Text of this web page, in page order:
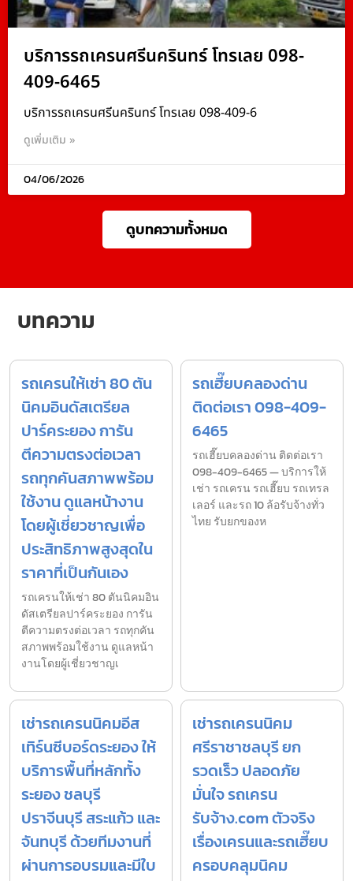
บริการรถเครนศรีนครินทร์ โทรเลย 098-
409-6465
บริการรถเครนศรีนครินทร์ โทรเลย 098-409-6
ดูเพิ่มเติม »
04/06/2026
ดูบทความทั้งหมด
บทความ
รถเครนให้เช่า 80 ตัน
นิคมอินดัสเตรียล
ปาร์คระยอง การัน
ตีความตรงต่อเวลา
รถทุกคันสภาพพร้อม
ใช้งาน ดูแลหน้างาน
โดยผู้เชี่ยวชาญเพื่อ
ประสิทธิภาพสูงสุดใน
ราคาที่เป็นกันเอง
รถเครนให้เช่า 80 ตันนิคมอิน
ดัสเตรียลปาร์คระยอง การัน
ตีความตรงต่อเวลา รถทุกคัน
สภาพพร้อมใช้งาน ดูแลหน้า
งานโดยผู้เชี่ยวชาญเ
รถเฮี๊ยบคลองด่าน
ติดต่อเรา 098-409-
6465
รถเฮี๊ยบคลองด่าน ติดต่อเรา
098-409-6465 — บริการให้
เช่า รถเครน รถเฮี๊ยบ รถเทรล
เลอร์ และรถ 10 ล้อรับจ้างทั่ว
ไทย รับยกของห
เช่ารถเครนนิคมอีส
เทิร์นซีบอร์ดระยอง ให้
บริการพื้นที่หลักทั้ง
ระยอง ชลบุรี
ปราจีนบุรี สระแก้ว และ
จันทบุรี ด้วยทีมงานที่
ผ่านการอบรมและมีใบ
เช่ารถเครนนิคม
ศรีราชาชลบุรี ยก
รวดเร็ว ปลอดภัย
มั่นใจ รถเครน
รับจ้าง.com ตัวจริง
เรื่องเครนและรถเฮี๊ยบ
ครอบคลุมนิคม